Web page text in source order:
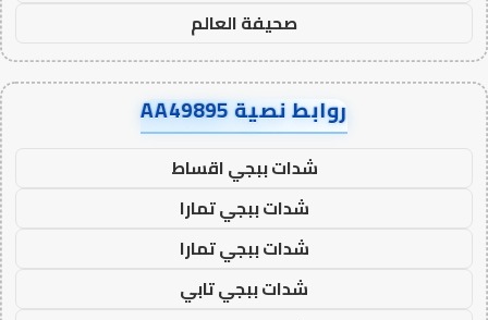
صحيفة العالم
روابط نصية AA49895
شدات ببجي اقساط
شدات ببجي تمارا
شدات ببجي تمارا
شدات ببجي تابي